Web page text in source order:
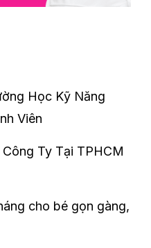
Học Kỹ Năng
Viên
Ty Tại TPHCM
cho bé gọn gàng,